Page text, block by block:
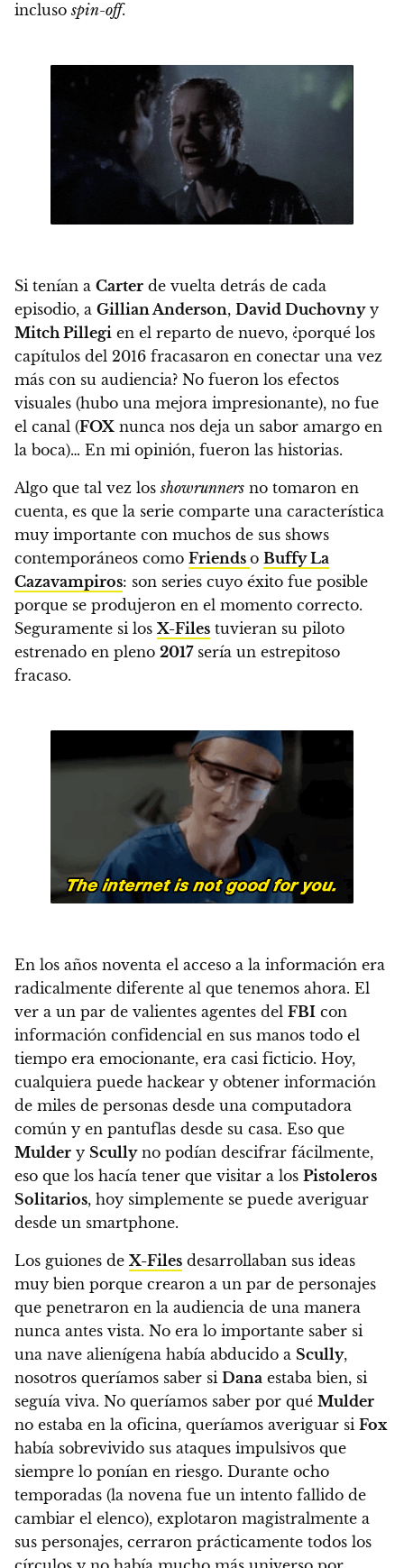
inclusospin-off.
Si tenían a Carter de vuelta detrás de cada
episodio, a Gillian Anderson, David Duchovnyy
Mitch Pillegi en el reparto de nuevo, ¿porqué los
capítulos del 2016 fracasaron en conectar una vez
más con su audiencia? No fueron los efectos
visuales (hubo una mejora impresionante), no fue
el canal (FOX nunca nos deja un sabor amargo en
la boca)… En mi opinión, fueron las historias.
Algo que tal vez losshowrunners no tomaron en
cuenta, es que la serie comparte una característica
muy importante con muchos de sus shows
contemporáneos como Friends o Buffy La
Cazavampiros: son series cuyo éxito fue posible
porque se produjeron en el momento correcto.
Seguramente si los X-Files tuvieran su piloto
estrenado en pleno 2017sería un estrepitoso
fracaso.
En los años noventa el acceso a la información era
radicalmente diferente al que tenemos ahora. El
ver a un par de valientes agentes del FBI con
información confidencial en sus manos todo el
tiempo era emocionante, era casi ficticio. Hoy,
cualquiera puede hackear y obtener información
de miles de personas desde una computadora
común y en pantuflas desde su casa. Eso que
Mulder y Scullyno podían descifrar fácilmente,
eso que los hacía tener que visitar a los Pistoleros
Solitarios, hoy simplemente se puede averiguar
desde un smartphone.
Los guiones de X-Files desarrollaban sus ideas
muy bien porque crearon a un par de personajes
que penetraron en la audiencia de una manera
nunca antes vista. No era lo importante saber si
una nave alienígena había abducido a Scully,
nosotros queríamos saber si Dana estaba bien, si
seguía viva. No queríamos saber por qué Mulder
no estaba en la oficina, queríamos averiguar si Fox
había sobrevivido sus ataques impulsivos que
siempre lo ponían en riesgo. Durante ocho
temporadas (la novena fue un intento fallido de
cambiar el elenco), explotaron magistralmente a
sus personajes, cerraron prácticamente todos los